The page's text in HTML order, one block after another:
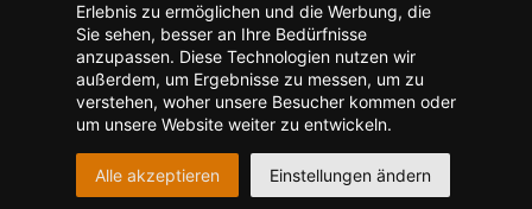
Erlebnis zu ermöglichen und die Werbung, die
Sie sehen, besser an Ihre Bedürfnisse
anzupassen. Diese Technologien nutzen wir
außerdem, um Ergebnisse zu messen, um zu
verstehen, woher unsere Besucher kommen oder
um unsere Website weiter zu entwickeln.
Alle akzeptieren Einstellungen ändern
Kontakt zum Verlag aufnehmen Missbrauch melden
Impressum Datenschutz
Barrierefreiheit
Barriere melden
m
A
c
c
e
Accessibility-Modus aktivieren
I
m
K
o
n
Kontrastmodus aktivieren
Hilfe
eigenes Gedenkportal erstellen
Vertrag widerrufen